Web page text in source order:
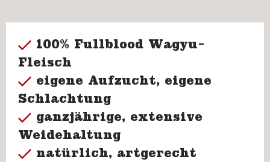
100% Fullblood Wagyu-
Fleisch
eigene Aufzucht, eigene
Schlachtung
ganzjährige, extensive
Weidehaltung
natürlich, artgerecht